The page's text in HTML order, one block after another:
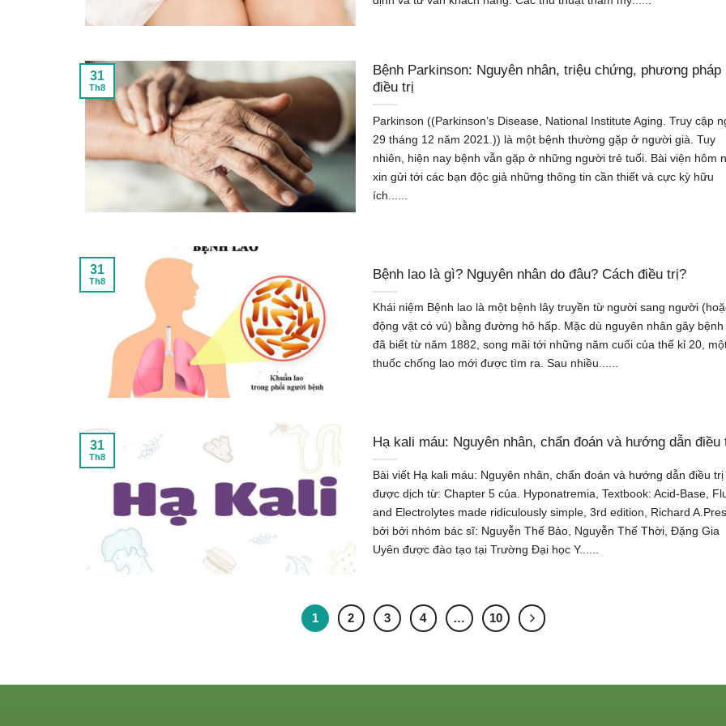
Bệnh Parkinson: Nguyên nhân, triệu chứng, phương pháp
điều trị
Parkinson ((Parkinson’s Disease, National Institute Aging. Truy cập
29 tháng 12 năm 2021.)) là một bệnh thường gặp ở người già. Tuy
nhiên, hiện nay bệnh vẫn gặp ở những người trẻ tuổi. Bài viện hôm
xin gửi tới các bạn độc giả những thông tin cần thiết và cực kỳ hữu
ích......
31
Th8
Bệnh lao là gì? Nguyên nhân do đâu? Cách điều trị?
Khái niệm Bệnh lao là một bệnh lây truyền từ người sang người
động vật có vú) bằng đường hô hấp. Mặc dù nguyên nhân gây bệnh
đã biết từ năm 1882, song mãi tới những năm cuối của thế kỉ 20,
thuốc chống lao mới được tìm ra. Sau nhiều......
31
Th8
Hạ kali máu: Nguyên nhân, chẩn đoán và hướng dẫn điều
Bài viết Hạ kali máu: Nguyên nhân, chẩn đoán và hướng dẫn điều trị
được dịch từ: Chapter 5 của. Hyponatremia, Textbook: Acid-Base,
and Electrolytes made ridiculously simple, 3rd edition, Richard
bởi bởi nhóm bác sĩ: Nguyễn Thế Bảo, Nguyễn Thế Thời, Đặng Gia
Uyên được đào tạo tại Trường Đại học Y......
31
Th8
1 2 3 4 … 10